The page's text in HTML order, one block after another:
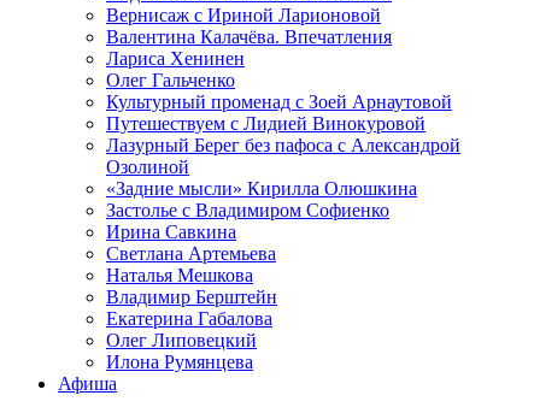
Вернисаж с Ириной Ларионовой
Валентина Калачёва. Впечатления
Лариса Хенинен
Олег Гальченко
Культурный променад с Зоей Арнаутовой
Путешествуем с Лидией Винокуровой
Лазурный Берег без пафоса с Александрой
Озолиной
«Задние мысли» Кирилла Олюшкина
Застолье с Владимиром Софиенко
Ирина Савкина
Светлана Артемьева
Наталья Мешкова
Владимир Берштейн
Екатерина Габалова
Олег Липовецкий
Илона Румянцева
Афиша